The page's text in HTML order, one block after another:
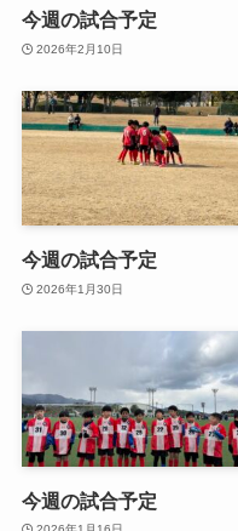
今週の試合予定
2026年2月10日
今週の試合予定
2026年1月30日
今週の試合予定